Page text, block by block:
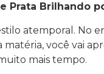
Prata Brilhando
atemporal.
você vai
mais tempo.